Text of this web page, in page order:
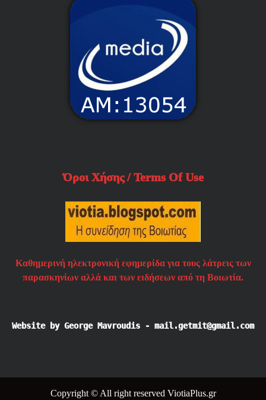
Όροι Χήσης / Terms Of Use
Καθημερινή ηλεκτρονική εφημερίδα για τους λάτρεις των
παρασκηνίων αλλά και των ειδήσεων από τη Βοιωτία.
Website by George Mavroudis - mail.getmit@gmail.com
Copyright © All right reserved ViotiaPlus.gr